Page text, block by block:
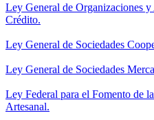
Ley General de Organizaciones
Crédito.
Ley General de Sociedades
Ley General de Sociedades
Ley Federal para el Fomento de
Artesanal.